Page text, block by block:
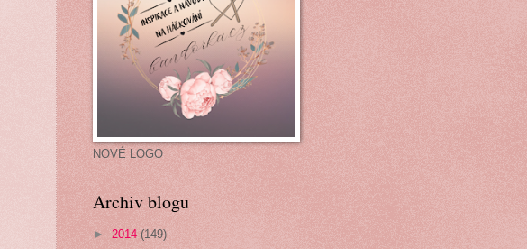
NOVÉ LOGO
Archiv blogu
► 2014 (149)